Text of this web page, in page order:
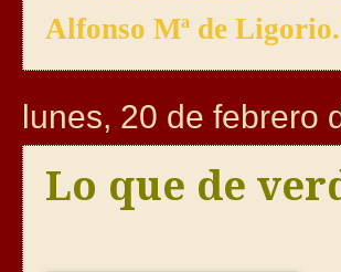
Alfonso Mª de
lunes, 20 de febrero
Lo que de